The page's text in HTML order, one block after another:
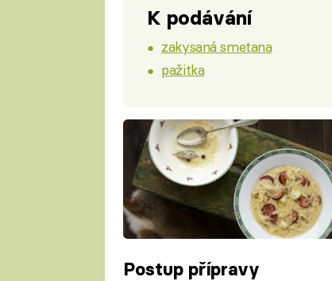
K podávání
zakysaná smetana
pažitka
Postup přípravy